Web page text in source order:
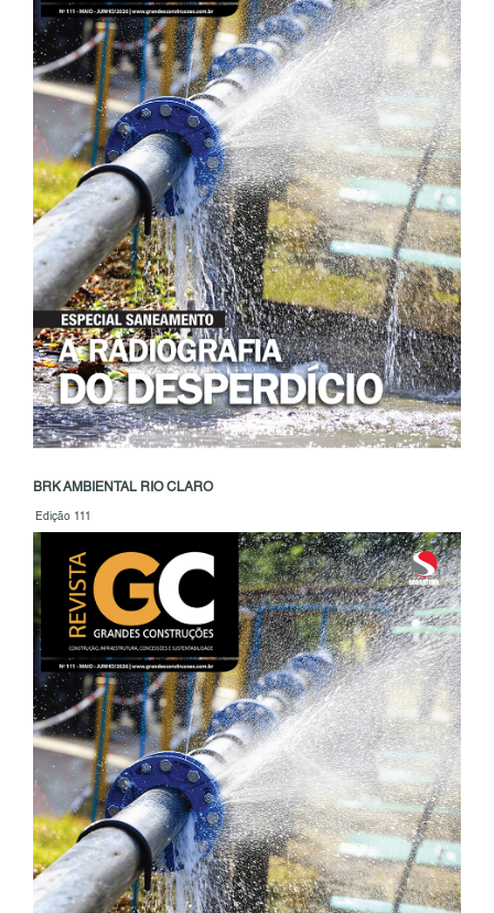
BRK AMBIENTAL RIO CLARO
Edição 111